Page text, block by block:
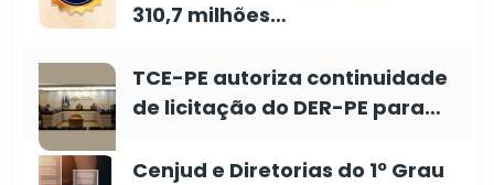
310,7 milhões…
TCE-PE autoriza continuidade
de licitação do DER-PE para…
Cenjud e Diretorias do 1º Grau